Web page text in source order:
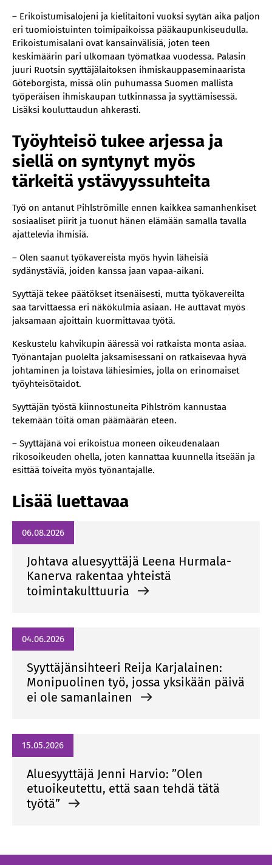
– Erikoistumisalojeni ja kielitaitoni vuoksi syytän aika paljon
eri tuomioistuinten toimipaikoissa pääkaupunkiseudulla.
Erikoistumisalani ovat kansainvälisiä, joten teen
keskimäärin pari ulkomaan työmatkaa vuodessa. Palasin
juuri Ruotsin syyttäjälaitoksen ihmiskauppaseminaarista
Göteborgista, missä olin puhumassa Suomen mallista
työperäisen ihmiskaupan tutkinnassa ja syyttämisessä.
Lisäksi kouluttaudun ahkerasti.
Työyhteisö tukee arjessa ja
siellä on syntynyt myös
tärkeitä ystävyyssuhteita
Työ on antanut Pihlströmille ennen kaikkea samanhenkiset
sosiaaliset piirit ja tuonut hänen elämään samalla tavalla
ajattelevia ihmisiä.
– Olen saanut työkavereista myös hyvin läheisiä
sydänystäviä, joiden kanssa jaan vapaa-aikani.
Syyttäjä tekee päätökset itsenäisesti, mutta työkavereilta
saa tarvittaessa eri näkökulmia asiaan. He auttavat myös
jaksamaan ajoittain kuormittavaa työtä.
Keskustelu kahvikupin ääressä voi ratkaista monta asiaa.
Työnantajan puolelta jaksamisessani on ratkaisevaa hyvä
johtaminen ja loistava lähiesimies, jolla on erinomaiset
työyhteisötaidot.
Syyttäjän työstä kiinnostuneita Pihlström kannustaa
tekemään töitä oman päämäärän eteen.
– Syyttäjänä voi erikoistua moneen oikeudenalaan
rikosoikeuden ohella, joten kannattaa kuunnella itseään ja
esittää toiveita myös työnantajalle.
Lisää luettavaa
06.08.2026
Johtava aluesyyttäjä Leena Hurmala-
Kanerva rakentaa yhteistä
toimintakulttuuria
04.06.2026
Syyttäjänsihteeri Reija Karjalainen:
Monipuolinen työ, jossa yksikään päivä
ei ole samanlainen
15.05.2026
Aluesyyttäjä Jenni Harvio: ”Olen
etuoikeutettu, että saan tehdä tätä
työtä”